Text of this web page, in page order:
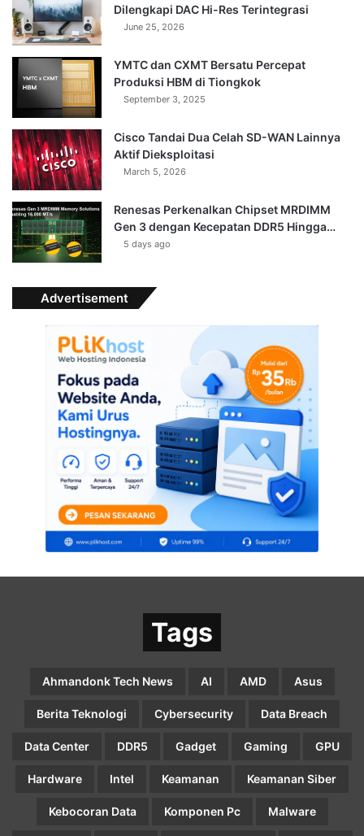
Dilengkapi DAC Hi-Res Terintegrasi
June 25, 2026
YMTC dan CXMT Bersatu Percepat
Produksi HBM di Tiongkok
September 3, 2025
Cisco Tandai Dua Celah SD-WAN Lainnya
Aktif Dieksploitasi
March 5, 2026
Renesas Perkenalkan Chipset MRDIMM
Gen 3 dengan Kecepatan DDR5 Hingga…
5 days ago
Advertisement
Tags
Ahmandonk Tech News AI AMD Asus
Berita Teknologi Cybersecurity Data Breach
Data Center DDR5 Gadget Gaming GPU
Hardware Intel Keamanan Keamanan Siber
Kebocoran Data Komponen Pc Malware